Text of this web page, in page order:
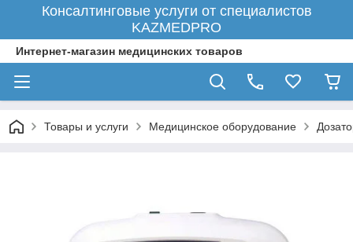
Консалтинговые услуги от специалистов
KAZMEDPRO
Интернет-магазин медицинских товаров
Товары и услуги Медицинское оборудование